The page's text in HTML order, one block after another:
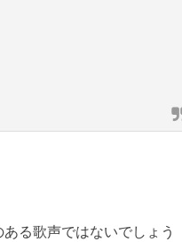
る歌声ではないでしょう